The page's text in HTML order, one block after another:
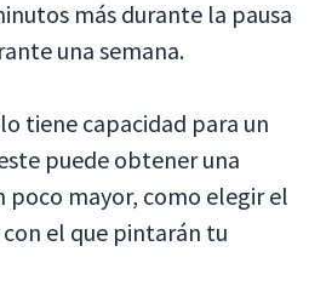
más durante la pausa
una semana.
tiene capacidad para un
puede obtener una
poco mayor, como elegir el
el que pintarán tu